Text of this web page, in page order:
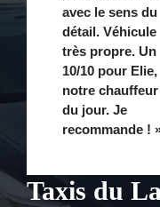
Taxis du
avec le sens du
détail. Véhicule
très propre. Un
10/10 pour Elie,
notre chauffeur
du jour. Je
recommande !